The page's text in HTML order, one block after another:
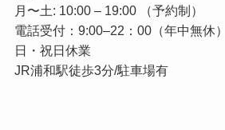
月〜土: 10:00 – 19:00 （予約制）
電話受付：9:00–22：00（年中無休）
日・祝日休業
JR浦和駅徒歩3分/駐車場有